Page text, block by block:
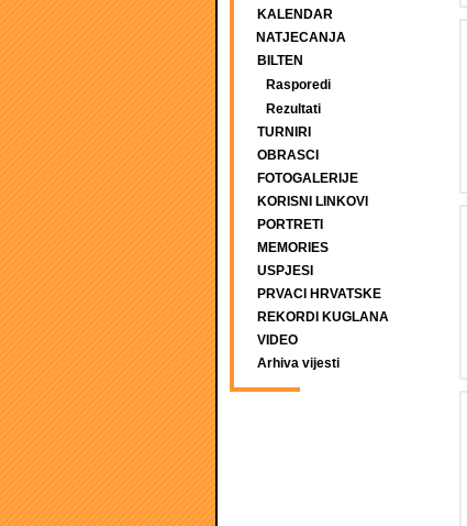
KALENDAR
NATJECANJA
BILTEN
Rasporedi
Rezultati
TURNIRI
OBRASCI
FOTOGALERIJE
KORISNI LINKOVI
PORTRETI
MEMORIES
USPJESI
PRVACI HRVATSKE
REKORDI KUGLANA
VIDEO
Arhiva vijesti